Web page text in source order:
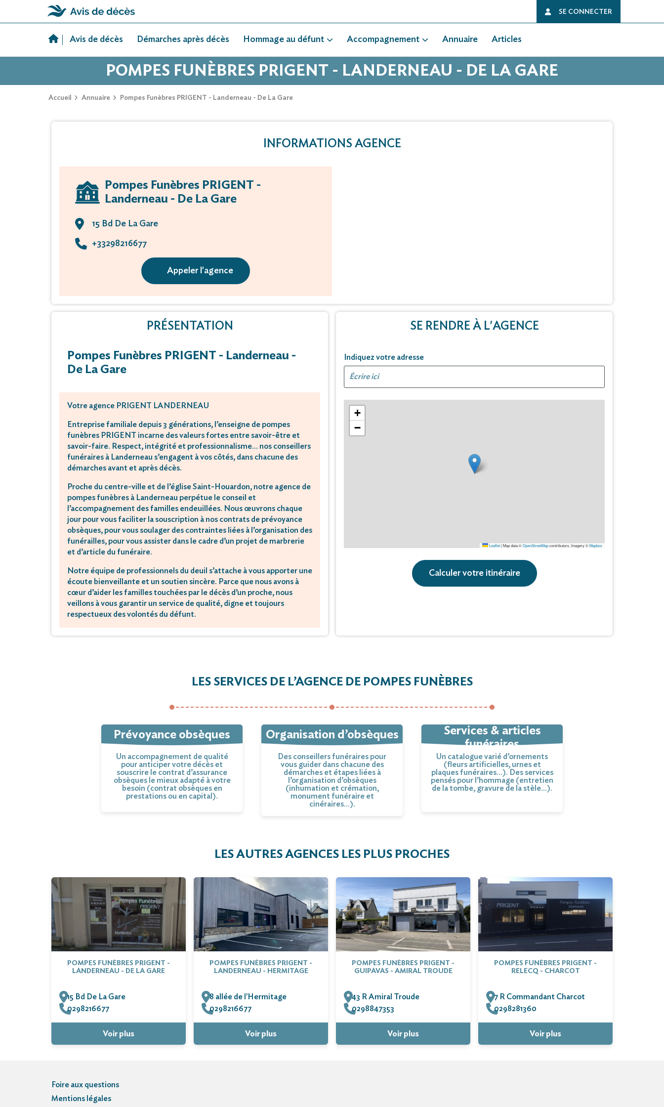
SE CONNECTER
Avis de décès Démarches après décès Hommage au défunt Accompagnement Annuaire Articles
POMPES FUNÈBRES PRIGENT - LANDERNEAU - DE LA GARE
Accueil Annuaire Pompes Funèbres PRIGENT - Landerneau - De La Gare
INFORMATIONS AGENCE
Pompes Funèbres PRIGENT -
Landerneau - De La Gare
15 Bd De La Gare
+33298216677
Appeler l'agence
PRÉSENTATION
Pompes Funèbres PRIGENT - Landerneau -
De La Gare
Votre agence PRIGENT LANDERNEAU
Entreprise familiale depuis 3 générations, l’enseigne de pompes
funèbres PRIGENT incarne des valeurs fortes entre savoir-être et
savoir-faire. Respect, intégrité et professionnalisme… nos conseillers
funéraires à Landerneau s’engagent à vos côtés, dans chacune des
démarches avant et après décès.
Proche du centre-ville et de l’église Saint-Houardon, notre agence de
pompes funèbres à Landerneau perpétue le conseil et
l’accompagnement des familles endeuillées. Nous œuvrons chaque
jour pour vous faciliter la souscription à nos contrats de prévoyance
obsèques, pour vous soulager des contraintes liées à l’organisation des
funérailles, pour vous assister dans le cadre d’un projet de marbrerie
et d’article du funéraire.
Notre équipe de professionnels du deuil s’attache à vous apporter une
écoute bienveillante et un soutien sincère. Parce que nous avons à
cœur d’aider les familles touchées par le décès d’un proche, nous
veillons à vous garantir un service de qualité, digne et toujours
respectueux des volontés du défunt.
SE RENDRE À L'AGENCE
Indiquez votre adresse
+
−
Leaflet|Map data ©OpenStreetMapcontributors, Imagery ©Mapbox
Calculer votre itinéraire
LES SERVICES DE L’AGENCE DE POMPES FUNÈBRES
Prévoyance obsèques
Un accompagnement de qualité
pour anticiper votre décès et
souscrire le contrat d’assurance
obsèques le mieux adapté à votre
besoin (contrat obsèques en
prestations ou en capital).
Organisation d’obsèques
Des conseillers funéraires pour
vous guider dans chacune des
démarches et étapes liées à
l’organisation d’obsèques
(inhumation et crémation,
monument funéraire et
cinéraires…).
Services & articles
funéraires
Un catalogue varié d’ornements
(fleurs artificielles, urnes et
plaques funéraires…). Des services
pensés pour l’hommage (entretien
de la tombe, gravure de la stèle…).
LES AUTRES AGENCES LES PLUS PROCHES
POMPES FUNÈBRES PRIGENT -
LANDERNEAU - DE LA GARE
15 Bd De La Gare
0298216677
Voir plus
POMPES FUNÈBRES PRIGENT -
LANDERNEAU - HERMITAGE
8 allée de l'Hermitage
0298216677
Voir plus
POMPES FUNÈBRES PRIGENT -
GUIPAVAS - AMIRAL TROUDE
43 R Amiral Troude
0298847353
Voir plus
POMPES FUNÈBRES PRIGENT -
RELECQ - CHARCOT
7 R Commandant Charcot
0298281360
Voir plus
Foire aux questions
Mentions légales